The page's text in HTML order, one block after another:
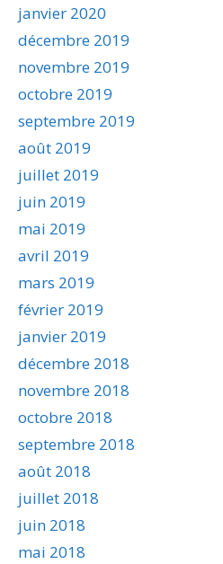
janvier 2020
décembre 2019
novembre 2019
octobre 2019
septembre 2019
août 2019
juillet 2019
juin 2019
mai 2019
avril 2019
mars 2019
février 2019
janvier 2019
décembre 2018
novembre 2018
octobre 2018
septembre 2018
août 2018
juillet 2018
juin 2018
mai 2018